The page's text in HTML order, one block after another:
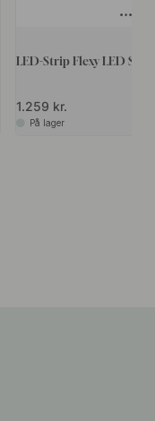
LED-Strip Flexy LED SE
1.259 kr.
På lager